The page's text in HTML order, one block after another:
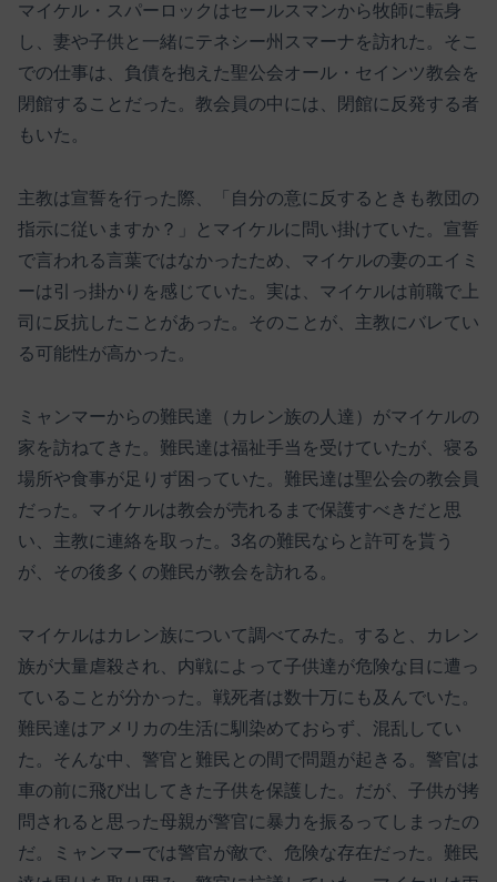
マイケル・スパーロックはセールスマンから牧師に転身
し、妻や子供と一緒にテネシー州スマーナを訪れた。そこ
での仕事は、負債を抱えた聖公会オール・セインツ教会を
閉館することだった。教会員の中には、閉館に反発する者
もいた。
主教は宣誓を行った際、「自分の意に反するときも教団の
指示に従いますか？」とマイケルに問い掛けていた。宣誓
で言われる言葉ではなかったため、マイケルの妻のエイミ
ーは引っ掛かりを感じていた。実は、マイケルは前職で上
司に反抗したことがあった。そのことが、主教にバレてい
る可能性が高かった。
ミャンマーからの難民達（カレン族の人達）がマイケルの
家を訪ねてきた。難民達は福祉手当を受けていたが、寝る
場所や食事が足りず困っていた。難民達は聖公会の教会員
だった。マイケルは教会が売れるまで保護すべきだと思
い、主教に連絡を取った。3名の難民ならと許可を貰う
が、その後多くの難民が教会を訪れる。
マイケルはカレン族について調べてみた。すると、カレン
族が大量虐殺され、内戦によって子供達が危険な目に遭っ
ていることが分かった。戦死者は数十万にも及んでいた。
難民達はアメリカの生活に馴染めておらず、混乱してい
た。そんな中、警官と難民との間で問題が起きる。警官は
車の前に飛び出してきた子供を保護した。だが、子供が拷
問されると思った母親が警官に暴力を振るってしまったの
だ。ミャンマーでは警官が敵で、危険な存在だった。難民